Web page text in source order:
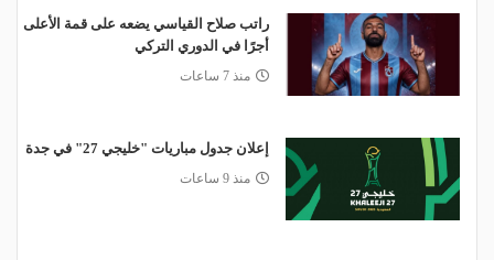
راتب صلاح القياسي يضعه على قمة الأعلى
أجرًا في الدوري التركي
منذ 7 ساعات
إعلان جدول مباريات "خليجي 27" في جدة
منذ 9 ساعات